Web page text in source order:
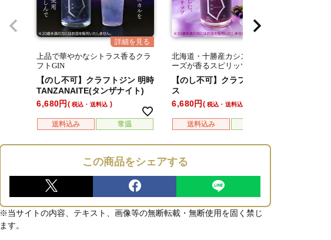
上品で華やかなシトラス香るクラ
フトGIN
【のし不可】クラフトジン 明時
TANZANAITE(タンザナイト)
送料込み 常温
6,680 税込・送料込
北海道・十勝産カシスを使ったロ
ーズが香るスピリッツ
【のし不可】クラフトジン カシ
ス
送料込み
6,680 税込・送料込
この商品をシェアする
※当サイトの内容、テキスト、画像等の無断転載・無断使用を固く禁じ
ます。